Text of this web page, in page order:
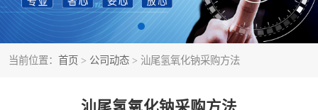
当前位置： 首页 > 公司动态 > 汕尾氢氧化钠采购方法
草酸
聚合氯化铝